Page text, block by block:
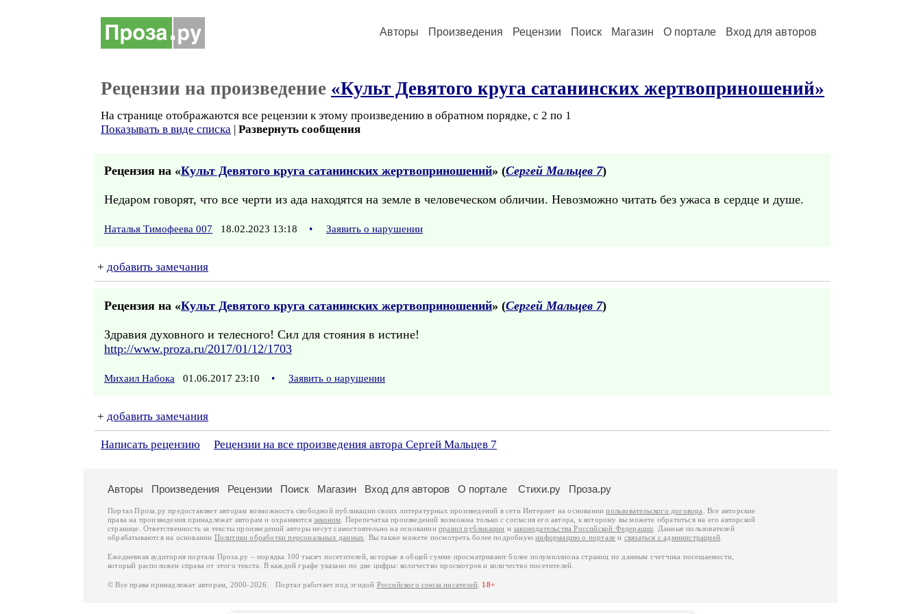
Авторы Произведения Рецензии Поиск Магазин О портале Вход для авторов
Рецензии на произведение «Культ Девятого круга сатанинских жертвоприношений»
На странице отображаются все рецензии к этому произведению в обратном порядке, с 2 по 1
Показывать в виде списка | Развернуть сообщения
Рецензия на «Культ Девятого круга сатанинских жертвоприношений» (Сергей Мальцев 7)
Недаром говорят, что все черти из ада находятся на земле в человеческом обличии. Невозможно читать без ужаса в сердце и душе.
Наталья Тимофеева 007 18.02.2023 13:18 • Заявить о нарушении
+ добавить замечания
Рецензия на «Культ Девятого круга сатанинских жертвоприношений» (Сергей Мальцев 7)
Здравия духовного и телесного! Сил для стояния в истине!
http://www.proza.ru/2017/01/12/1703
Михаил Набока 01.06.2017 23:10 • Заявить о нарушении
+ добавить замечания
Написать рецензию Рецензии на все произведения автора Сергей Мальцев 7
Авторы Произведения Рецензии Поиск Магазин Вход для авторов О портале Стихи.ру Проза.ру
Портал Проза.ру предоставляет авторам возможность свободной публикации своих литературных произведений в сети Интернет на основаниипользовательского договора
. Все авторские
права на произведения принадлежат авторам и охраняются законом . Перепечатка произведений возможна только с согласия его автора, к которому вы можете обратиться на его авторской
странице. Ответственность за тексты произведений авторы несут самостоятельно на основанииправил публикации изаконодательства Российской Федерации . Данные пользователей
обрабатываются на основании Политики обработки персональных данных . Вы также можете посмотреть более подробнуюинформацию о портале и связаться с администрацией
Ежедневная аудитория портала Проза.ру – порядка 100 тысяч посетителей, которые в общей сумме просматривают более полумиллиона страниц по данным счетчика посещаемости,
который расположен справа от этого текста. В каждой графе указано по две цифры: количество просмотров и количество посетителей.
© Все права принадлежат авторам, 2000-2026. Портал работает под эгидой Российского союза писателей 18+